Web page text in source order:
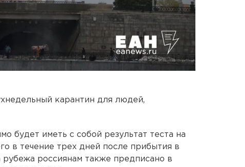
карантин для людей,
будет иметь с собой результат теста на
в течение трех дней после прибытия в
рубежа россиянам также предписано в